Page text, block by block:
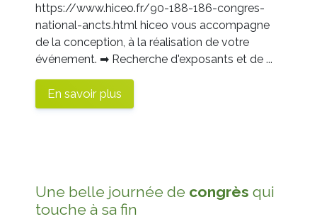
https://www.hiceo.fr/90-188-186-congres-
national-ancts.html hiceo vous accompagne
de la conception, à la réalisation de votre
événement. ➡ Recherche d'exposants et de ...
En savoir plus
Une belle journée de congrès qui
touche à sa fin